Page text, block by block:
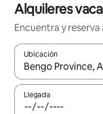
Alquileres
Encuentra y
Ubicación
Cuando los
Llegada